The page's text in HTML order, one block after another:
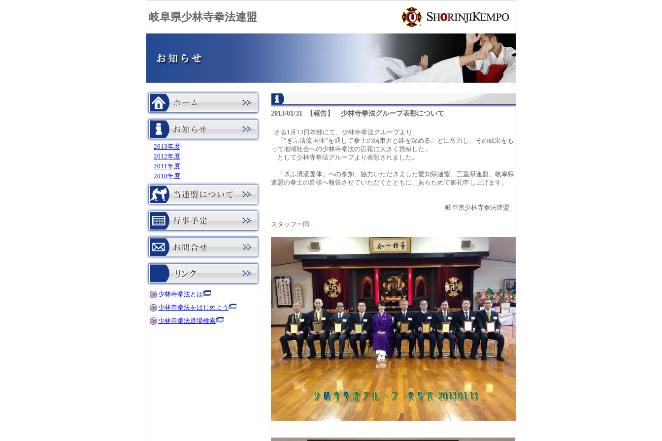
岐阜県少林寺拳法連盟
2013年度
2012年度
2011年度
2010年度
少林寺拳法とは
少林寺拳法をはじめよう
少林寺拳法道場検索
2013/01/31 【報告】 少林寺拳法グループ表彰について
さる1月13日本部にて、少林寺拳法グループより
「”ぎふ清流国体”を通して拳士の結束力と絆を深めることに尽力し、その成果をも
って地域社会への少林寺拳法の広報に大きく貢献した」
として少林寺拳法グループより表彰されました。
「ぎふ清流国体」への参加、協力いただきました愛知県連盟、三重県連盟、岐阜県
連盟の拳士の皆様へ報告させていただくとともに、あらためて御礼申し上げます。
岐阜県少林寺拳法連盟
スタッフ一同